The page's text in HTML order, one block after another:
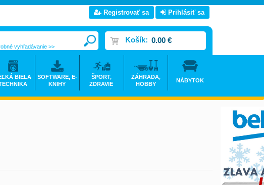
Registrovať sa Prihlásiť sa
Košík: 0.00 €
vyhľadávanie >>
BIELA
SOFTWARE, E-
KNIHY
ŠPORT,
ZDRAVIE
ZÁHRADA,
HOBBY
NÁBYTOK